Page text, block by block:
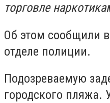
торговле
Об этом сообщили
отделе полиции.
Подозреваемую
городского пляжа.